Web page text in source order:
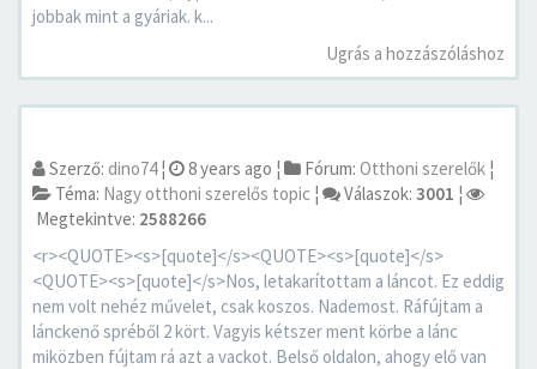
jobbak mint a gyáriak. k...
Ugrás a hozzászóláshoz
Szerző: dino74¦ 8 years ago ¦ Fórum: Otthoni szerelők ¦
Téma: Nagy otthoni szerelős topic ¦ Válaszok: 3001 ¦
Megtekintve: 2588266
<r><QUOTE><s>[quote]</s><QUOTE><s>[quote]</s>
<QUOTE><s>[quote]</s>Nos, letakarítottam a láncot. Ez eddig
nem volt nehéz művelet, csak koszos. Nademost. Ráfújtam a
lánckenő spréből 2 kört. Vagyis kétszer ment körbe a lánc
miközben fújtam rá azt a vackot. Belső oldalon, ahogy elő van